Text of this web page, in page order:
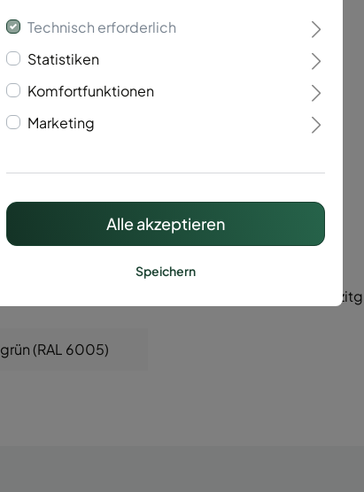
nach RAL 6005 (grün) oder RAL 7016
(RAL 6005)
Technisch erforderlich
Statistiken
Komfortfunktionen
Marketing
Alle akzeptieren
Speichern